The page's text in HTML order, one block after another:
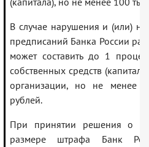
В случае нарушения и (или)
предписаний Банка России
может составить до 1
собственных средств
организации, но не менее
рублей.
При принятии решения о
размере штрафа Банк